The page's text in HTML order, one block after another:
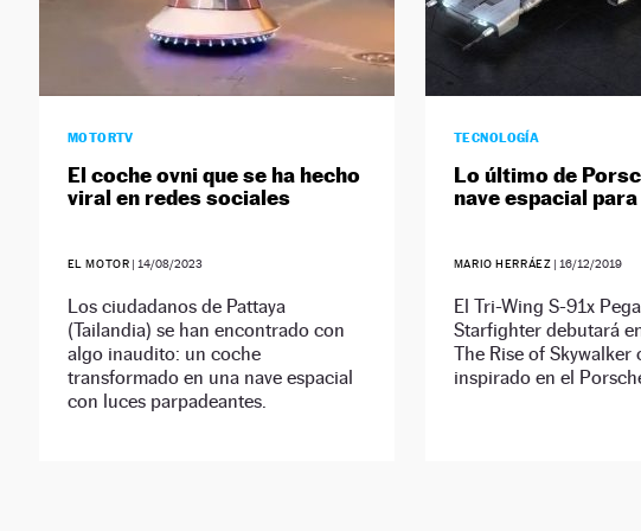
MOTORTV
El coche ovni que se ha hecho
viral en redes sociales
EL MOTOR | 14/08/2023
Los ciudadanos de Pattaya
(Tailandia) se han encontrado con
algo inaudito: un coche
transformado en una nave espacial
con luces parpadeantes.
TECNOLOGÍA
Lo último de
nave espacial
MARIO HERRÁEZ | 16/12/2019
El Tri-Wing S-91x
Starfighter debutará
The Rise of Skywalker
inspirado en el